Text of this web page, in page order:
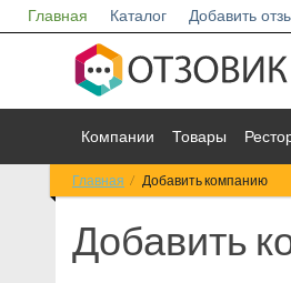
Главная Каталог Добавить
Компании Товары
Главная Добавить компанию
Добавить